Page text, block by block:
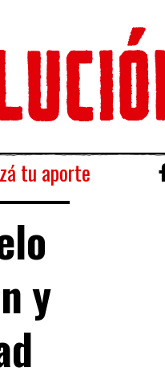
tu aporte
y